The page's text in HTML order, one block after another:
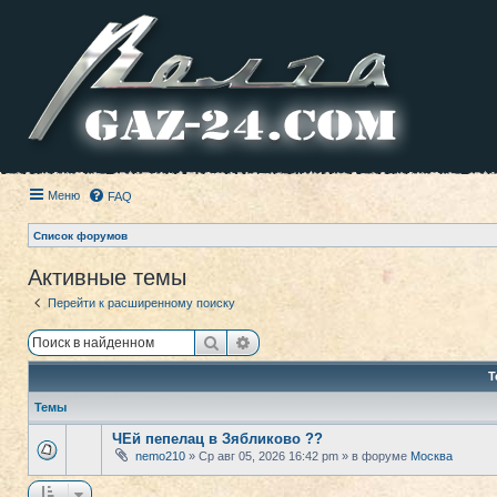
Меню FAQ
Список форумов
Активные темы
Перейти к расширенному поиску
ПоискРасширенный поиск
Темы
ЧЕй пепелац в Зябликово ??
nemo210 » Ср авг 05, 2026 16:42 pm » в форуме Москва